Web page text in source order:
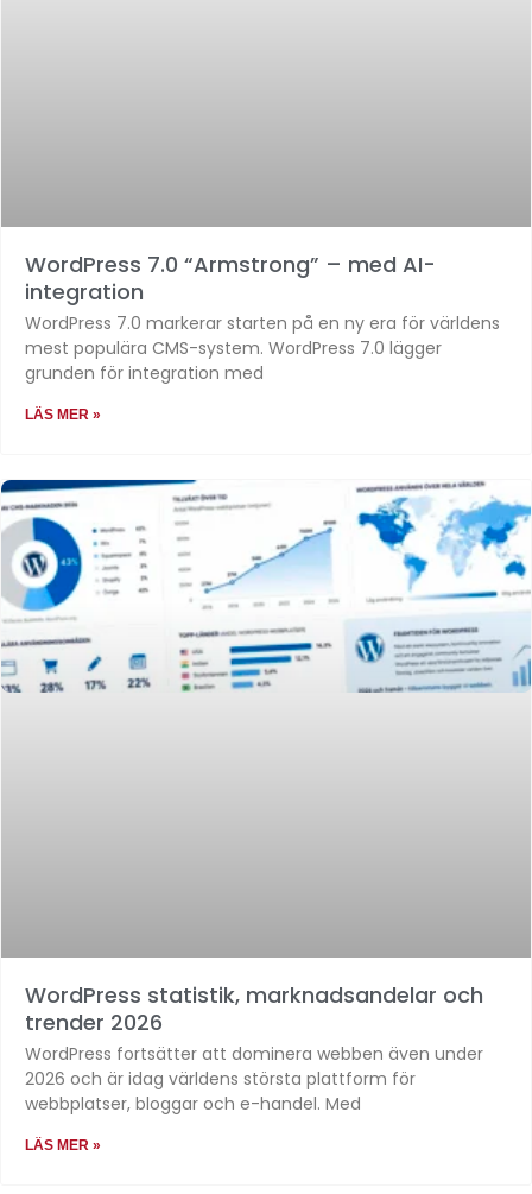
WordPress 7.0 “Armstrong” – med AI-
integration
WordPress 7.0 markerar starten på en ny era för världens
mest populära CMS-system. WordPress 7.0 lägger
grunden för integration med
LÄS MER »
WordPress statistik, marknadsandelar och
trender 2026
WordPress fortsätter att dominera webben även under
2026 och är idag världens största plattform för
webbplatser, bloggar och e-handel. Med
LÄS MER »